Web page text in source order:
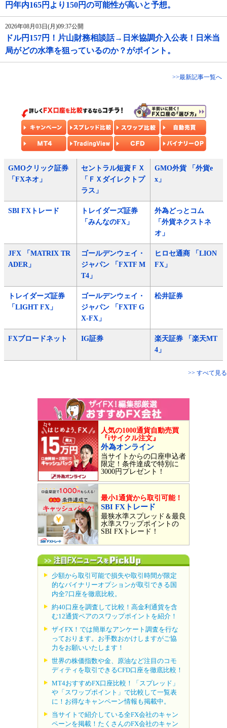
円年内165円より150円の可能性が高いと予想。
2026年08月03日(月)09:37公開
ドル円157円！片山財務相談話→日米協調介入公表！日米当
局がどの水準を狙っているのか？がポイント。
>>最新記事一覧へ
GMOクリック証券
「FXネオ」
セントラル短資ＦＸ
「ＦＸダイレクトプ
ラス」
GMO外貨 「外貨e
x」
SBI FXトレード
トレイダーズ証券
「みんなのFX」
外為どっとコム
「外貨ネクストネ
オ」
JFX 「MATRIX TR
ADER」
ゴールデンウェイ・
ジャパン 「FXTF M
T4」
ヒロセ通商 「LION
FX」
トレイダーズ証券
「LIGHT FX」
ゴールデンウェイ・
ジャパン 「FXTF G
X-FX」
松井証券
FXブロードネット IG証券
楽天証券 「楽天MT
4」
>> すべて見る
人気の1000通貨自動売買
『iサイクル注文』
外為オンライン
当サイトからの口座申込者
限定！条件達成で特別に
3000円プレゼント！
最小1通貨から取引可能！
SBI FXトレード
最狭水準スプレッド＆最良
水準スワップポイントの
SBI FXトレード！
少額から取引可能で損失や取引時間が限定
的なバイナリーオプションが取引できる国
内全7口座を徹底比較。
約40口座を調査して比較！高金利通貨を含
む12通貨ペアのスワップポイントを紹介！
ザイFX！では簡単なアンケート調査を行な
っております。お手数おかけしますがご協
力をお願いいたします！
世界の株価指数や金、原油など注目のコモ
ディティを取引できるCFD口座を徹底比較！
MT4おすすめFX口座比較！「スプレッド」
や「スワップポイント」で比較して一覧表
に！お得なキャンペーン情報も掲載中。
当サイトで紹介している全FX会社のキャン
ペーンを掲載！たくさんのFX会社のキャン